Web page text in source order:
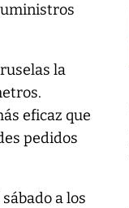
la
eficaz que
pedidos
a los